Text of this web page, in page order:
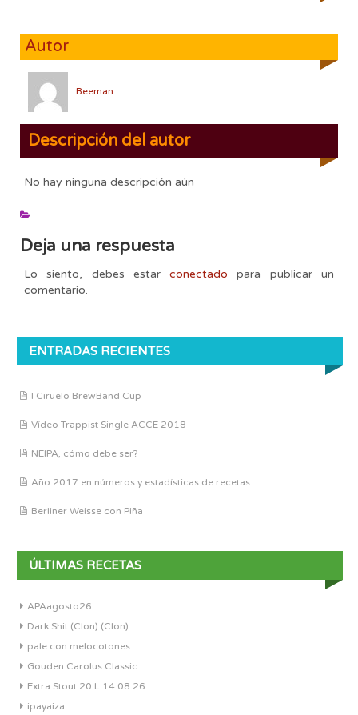
Autor
Beeman
Descripción del autor
No hay ninguna descripción aún
Deja una respuesta
Lo siento, debes estarconectado para publicar un
comentario.
ENTRADAS RECIENTES
I Ciruelo BrewBand Cup
Vídeo Trappist Single ACCE 2018
NEIPA, cómo debe ser?
Año 2017 en números y estadísticas de recetas
Berliner Weisse con Piña
ÚLTIMAS RECETAS
APAagosto26
Dark Shit (Clon) (Clon)
pale con melocotones
Gouden Carolus Classic
Extra Stout 20 L 14.08.26
ipayaiza